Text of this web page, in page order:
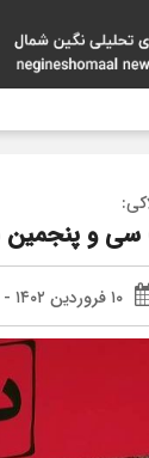
و پنجمین
۱۰ فروردین ۱۴۰۲ - ۱۷:۱۸